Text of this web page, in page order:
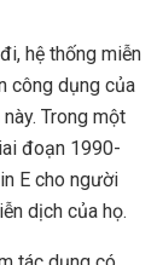
hệ thống miễn
công dụng của
Trong một
đoạn 1990-
E cho người
dịch của họ.